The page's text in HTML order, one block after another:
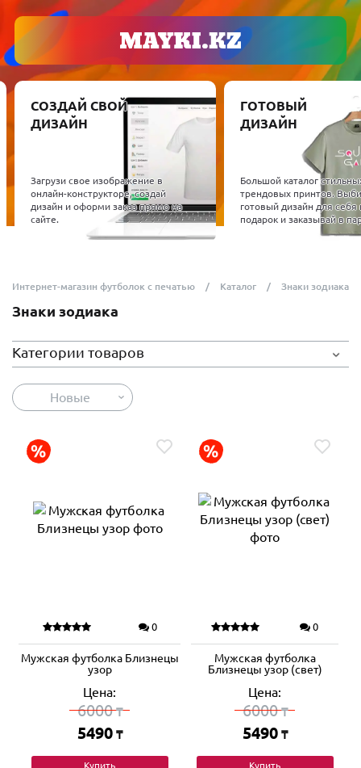
СОЗДАЙ СВОЙ
ДИЗАЙН
Загрузи свое изображение в
онлайн-конструкторе, создай
дизайн и оформи заказ прямо на
сайте.
ГОТОВЫЙ
ДИЗАЙН
Большой каталог
трендовых принтов.
готовый дизайн для себя
подарок и заказывай в
Интернет-магазин футболок с печатью Каталог Знаки зодиака
Знаки зодиака
Категории товаров
Новые
0
Мужская футболка Близнецы
узор
Цена:
6000₸
5490 ₸
Купить
0
Мужская футболка
Близнецы узор (свет)
Цена:
6000₸
5490 ₸
Купить